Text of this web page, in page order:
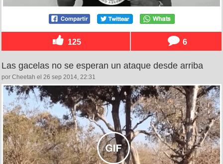
125 6
Las gacelas no se esperan un ataque desde arriba
por Cheetah el 26 sep 2014, 22:31